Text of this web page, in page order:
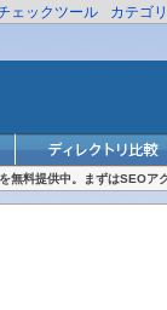
ェックツール カテゴ
料提供中。まずはSEOア